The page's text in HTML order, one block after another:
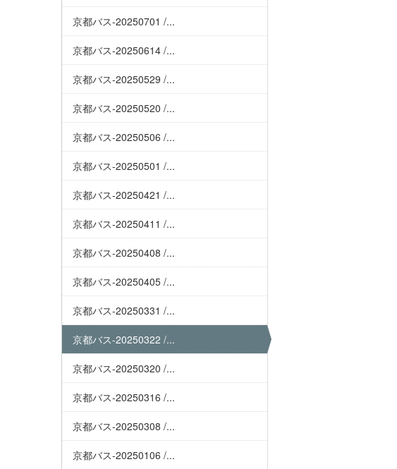
京都バス-20250701 /...
京都バス-20250614 /...
京都バス-20250529 /...
京都バス-20250520 /...
京都バス-20250506 /...
京都バス-20250501 /...
京都バス-20250421 /...
京都バス-20250411 /...
京都バス-20250408 /...
京都バス-20250405 /...
京都バス-20250331 /...
京都バス-20250322 /...
京都バス-20250320 /...
京都バス-20250316 /...
京都バス-20250308 /...
京都バス-20250106 /...